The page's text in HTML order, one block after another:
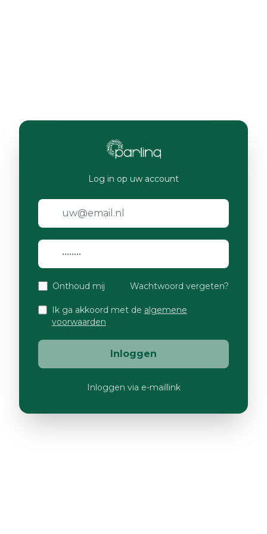
Log in op uw account
Onthoud mij Wachtwoord vergeten?
Ik ga akkoord met de algemene
voorwaarden
Inloggen
Inloggen via e-maillink